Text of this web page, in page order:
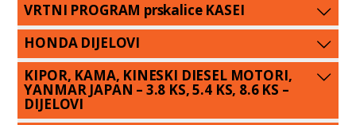
VRTNI PROGRAM prskalice KASEI
HONDA DIJELOVI
KIPOR, KAMA, KINESKI DIESEL MOTORI,
YANMAR JAPAN – 3.8 KS, 5.4 KS, 8.6 KS –
DIJELOVI